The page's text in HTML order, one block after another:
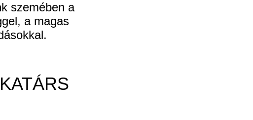
szemében a
a magas